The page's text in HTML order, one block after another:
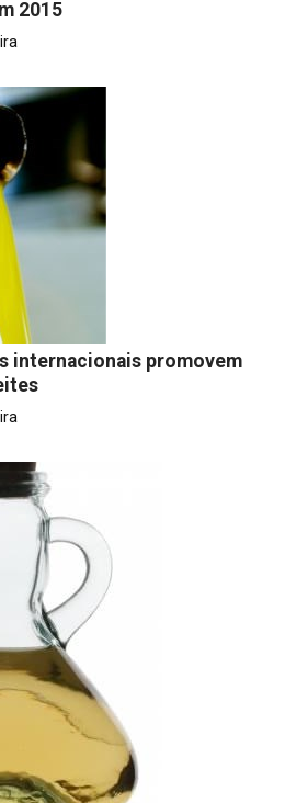
2015
internacionais promovem